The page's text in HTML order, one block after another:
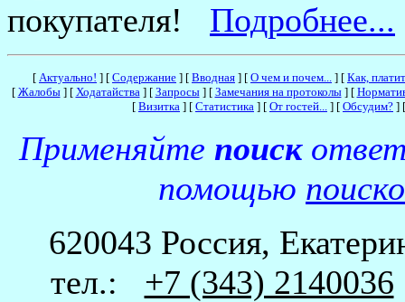
покупателя! Подробнее...
[ Актуально! ] [ Содержание ] [ Вводная ] [ О чем и почем... ] [ Как,
[ Жалобы] [ Ходатайства] [ Запросы] [ Замечания на протоколы] [
[ Визитка ] [ Статистика ] [ От гостей... ] [ Обсудим? ]
Применяйте поиск
помощью
620043 Россия,
тел.: +7 (343) 2140036